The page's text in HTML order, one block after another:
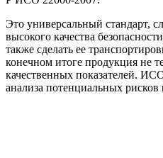
Это универсальный стандарт,
высокого качества
также сделать ее
конечном итоге продукция не
качественных показателей.
анализа потенциальных